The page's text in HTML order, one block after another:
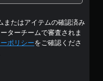
1
で
す
またはアイテムの確認済み
ターチームで審査されま
ポリシーをご確認くださ